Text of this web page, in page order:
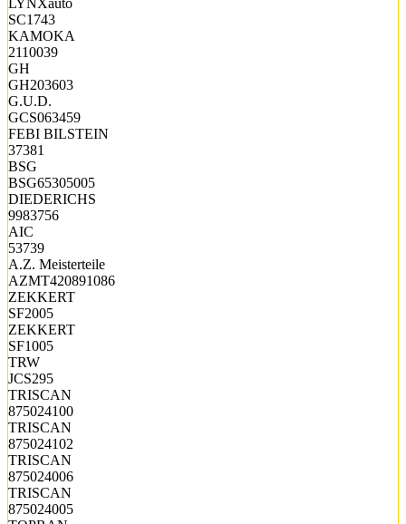
SC1743
KAMOKA
2110039
GH
GH203603
G.U.D.
GCS063459
FEBI BILSTEIN
37381
BSG
BSG65305005
DIEDERICHS
9983756
AIC
53739
A.Z. Meisterteile
AZMT420891086
ZEKKERT
SF2005
ZEKKERT
SF1005
TRW
JCS295
TRISCAN
875024100
TRISCAN
875024102
TRISCAN
875024006
TRISCAN
875024005